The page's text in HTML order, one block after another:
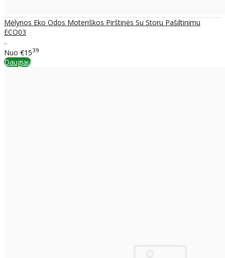
Mėlynos Eko Odos Moteriškos Pirštinės Su Storu Pašiltinimu
ECO03
..
Nuo €1539
Daugiau